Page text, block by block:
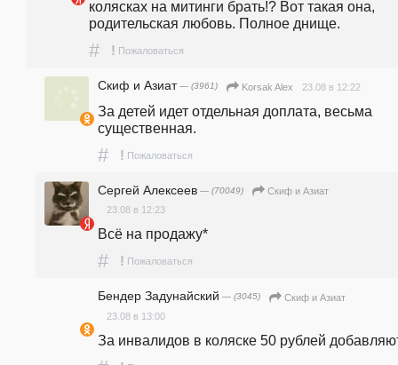
колясках на митинги брать!? Вот такая она,
родительская любовь. Полное днище.
# ! Пожаловаться
Скиф и Азиат— (3961) Korsak Alex 23.08 в 12:22
За детей идет отдельная доплата, весьма
существенная.
# ! Пожаловаться
Сергей Алексеев — (70049)
Скиф и Азиат
23.08 в 12:23
Всё на продажу*
# ! Пожаловаться
Бендер Задунайский — (3045)
Скиф и Азиат
23.08 в 13:00
За инвалидов в коляске 50 рублей